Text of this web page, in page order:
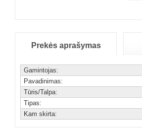
Prekės aprašymas
Gamintojas:
Pavadinimas:
Tūris/Talpa:
Tipas:
Kam skirta: